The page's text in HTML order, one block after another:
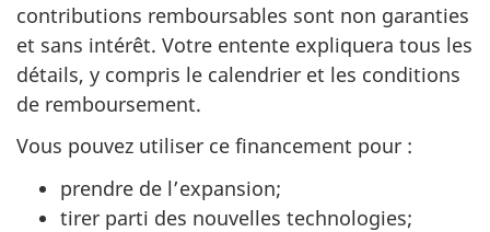
contributions remboursables sont non garanties
et sans intérêt. Votre entente expliquera tous les
détails, y compris le calendrier et les conditions
de remboursement.
Vous pouvez utiliser ce financement pour :
prendre de l’expansion;
tirer parti des nouvelles technologies;